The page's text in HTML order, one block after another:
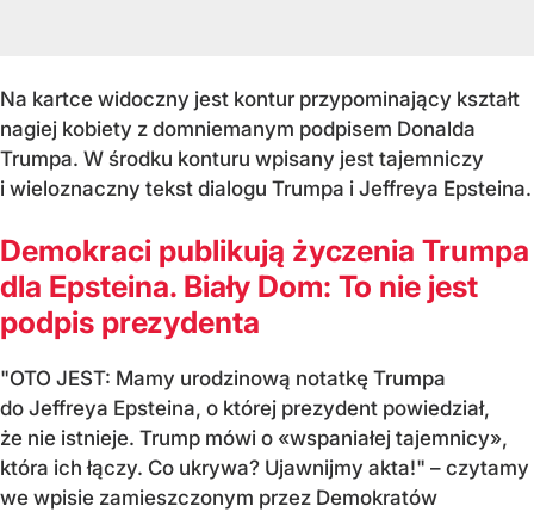
Na kartce widoczny jest kontur przypominający kształt
nagiej kobiety z domniemanym podpisem Donalda
Trumpa. W środku konturu wpisany jest tajemniczy
i wieloznaczny tekst dialogu Trumpa i Jeffreya Epsteina.
Demokraci publikują życzenia Trumpa
dla Epsteina. Biały Dom: To nie jest
podpis prezydenta
"OTO JEST: Mamy urodzinową notatkę Trumpa
do Jeffreya Epsteina, o której prezydent powiedział,
że nie istnieje. Trump mówi o «wspaniałej tajemnicy»,
która ich łączy. Co ukrywa? Ujawnijmy akta!" – czytamy
we wpisie zamieszczonym przez Demokratów